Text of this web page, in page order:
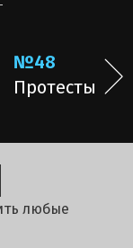
№48
Протесты
любые